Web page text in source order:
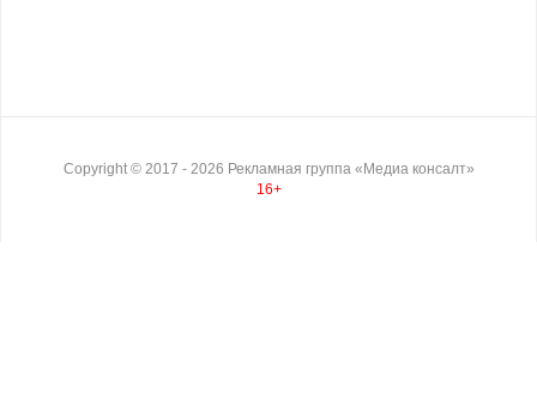
Copyright © 2017 - 2026 Рекламная группа «Медиа консалт»
16+